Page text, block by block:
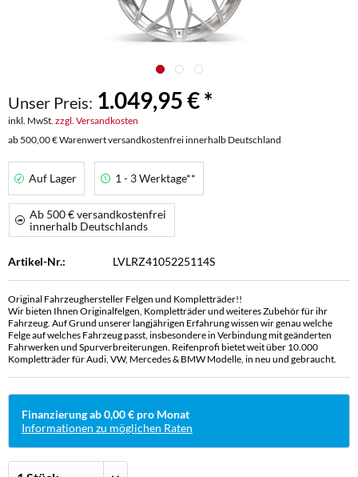
Unser Preis: 1.049,95 € *
inkl. MwSt. zzgl. Versandkosten
ab 500,00 € Warenwert versandkostenfrei innerhalb Deutschland
Auf Lager 1 - 3 Werktage**
Ab 500 € versandkostenfrei
innerhalb Deutschlands
Artikel-Nr.: LVLRZ4105225114S
Original Fahrzeughersteller Felgen und Kompletträder!!
Wir bieten Ihnen Originalfelgen, Kompletträder und weiteres Zubehör für ihr
Fahrzeug. Auf Grund unserer langjährigen Erfahrung wissen wir genau welche
Felge auf welches Fahrzeug passt, insbesondere in Verbindung mit geänderten
Fahrwerken und Spurverbreiterungen. Reifenprofi bietet weit über 10.000
Kompletträder für Audi, VW, Mercedes & BMW Modelle, in neu und gebraucht.
Finanzierung ab 0,00 € pro Monat
Informationen zu möglichen Raten